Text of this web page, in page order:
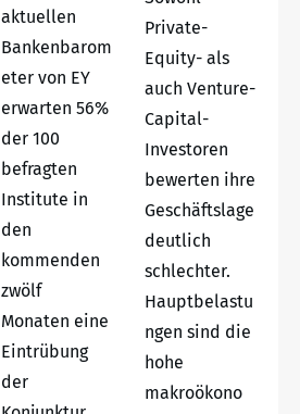
aktuellen
Bankenbarom
eter von EY
erwarten 56%
der 100
befragten
Institute in
den
kommenden
zwölf
Monaten eine
Eintrübung
der
Private-
Equity- als
auch Venture-
Capital-
Investoren
bewerten ihre
Geschäftslage
deutlich
schlechter.
Hauptbelastu
ngen sind die
hohe
makroökono